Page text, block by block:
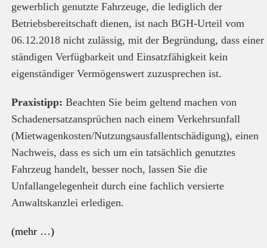
gewerblich genutzte Fahrzeuge, die lediglich der
Betriebsbereitschaft dienen, ist nach BGH-Urteil vom
06.12.2018 nicht zulässig, mit der Begründung, dass einer
ständigen Verfügbarkeit und Einsatzfähigkeit kein
eigenständiger Vermögenswert zuzusprechen ist.
Praxistipp: Beachten Sie beim geltend machen von
Schadenersatzansprüchen nach einem Verkehrsunfall
(Mietwagenkosten/Nutzungsausfallentschädigung), einen
Nachweis, dass es sich um ein tatsächlich genutztes
Fahrzeug handelt, besser noch, lassen Sie die
Unfallangelegenheit durch eine fachlich versierte
Anwaltskanzlei erledigen.
(mehr …)